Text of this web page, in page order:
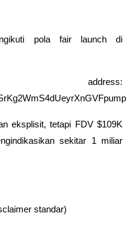
pola fair launch di
eksplisit, tetapi FDV $109K
sekitar 1 miliar
standar)